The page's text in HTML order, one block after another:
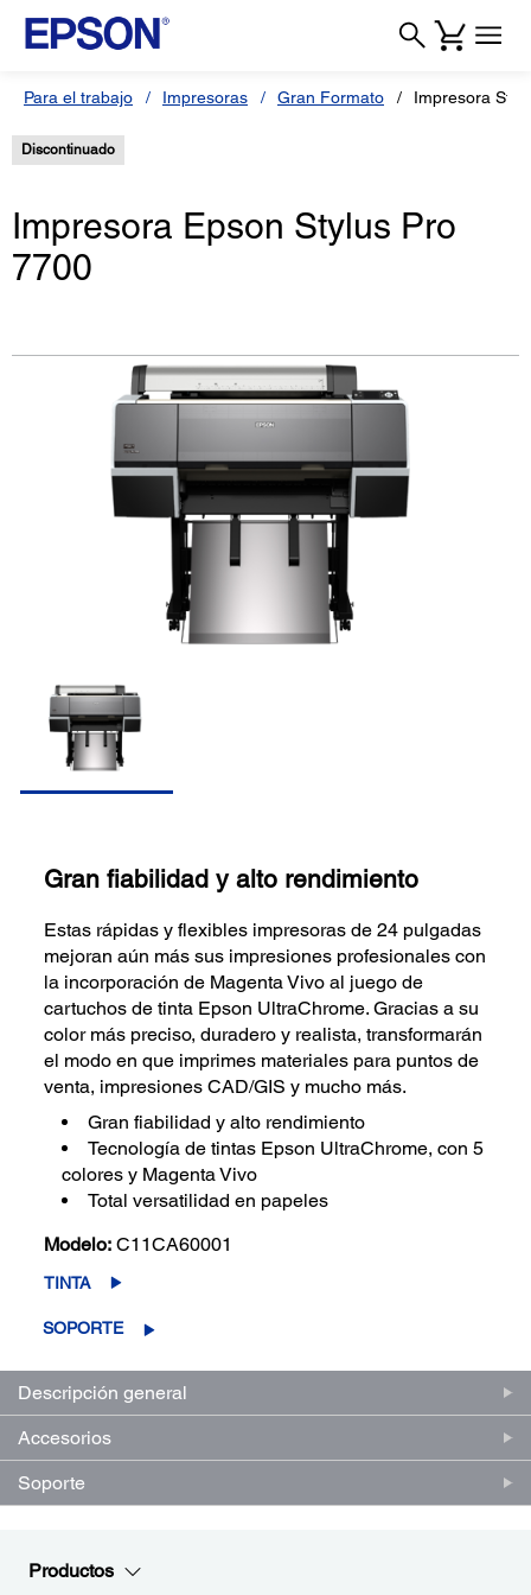
Para el trabajo Impresoras Gran Formato Impresora
Discontinuado
Impresora Epson Stylus Pro
7700
Gran fiabilidad y alto rendimiento
Estas rápidas y flexibles impresoras de 24 pulgadas
mejoran aún más sus impresiones profesionales con
la incorporación de Magenta Vivo al juego de
cartuchos de tinta Epson UltraChrome. Gracias a su
color más preciso, duradero y realista, transformarán
el modo en que imprimes materiales para puntos de
venta, impresiones CAD/GIS y mucho más.
Gran fiabilidad y alto rendimiento
Tecnología de tintas Epson UltraChrome, con 5
colores y Magenta Vivo
Total versatilidad en papeles
Modelo: C11CA60001
TINTA
SOPORTE
Descripción general
Accesorios
Soporte
Productos